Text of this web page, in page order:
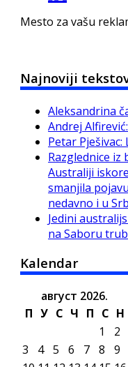
Mesto za vašu
Najnoviji
Aleksandrina
Andrej
Petar
Razglednice iz
Australiji
smanjila
nedavno i u
Jedini
na Saboru
Kalendar
август 2026.
П У С Ч П С Н
1
2
3
4 5 6 7 8
9